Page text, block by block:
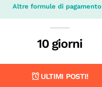
Altre formule di pagamento
10 giorni
ULTIMI POSTI!